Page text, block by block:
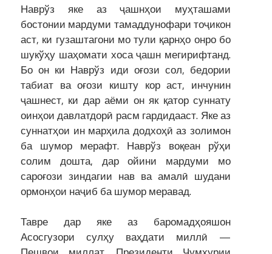
Наврўз яке аз ҷашнҳои муҳташами
бостонии мардуми тамаддунофари тоҷикон
аст, ки гузаштагони мо тули қарнҳо онро бо
шукўҳу шаҳомати хоса ҷашн мегирифтанд.
Бо он ки Наврўз иди оғози сол, бедории
табиат ва оғози кишту кор аст, инчунин
ҷашнест, ки дар аёми он як қатор суннату
оинҳои давлатдорӣ расм гардидааст. Яке аз
суннатҳои ин марҳила додхоҳӣ аз золимон
ба шумор мерафт. Наврўз воқеан рўҳи
солим дошта, дар ойини мардуми мо
сароғози зиндагии нав ва амалӣ шудани
ормонҳои наҷиб ба шумор меравад.
Тавре дар яке аз баромадҳояшон
Асосгузори сулҳу ваҳдати миллӣ —